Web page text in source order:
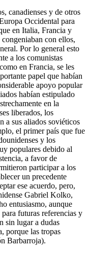
canadienses y de otros
Occidental para
en Italia, Francia y
con ellos,
Por lo general esto
a los comunistas
en Francia, se les
papel que habían
apoyo popular
habían estipulado
en la
liberados, los
a sus aliados soviéticos
el primer país que fue
y los
populares debido al
a favor de
participar a los
un precedente
ese acuerdo, pero,
Gabriel Kolko,
entusiasmo, aunque
futuras referencias y
sin lugar a dudas
porque las tropas
Barbarroja).